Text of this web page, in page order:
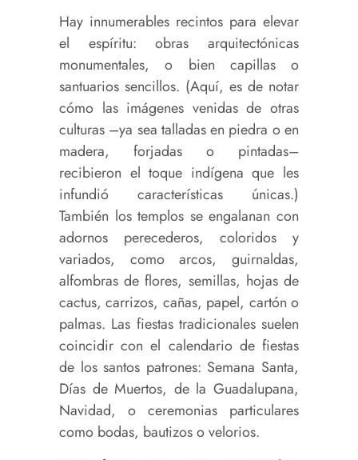
Hay innumerables recintos para elevar
el espíritu: obras arquitectónicas
monumentales, o bien capillas o
santuarios sencillos. (Aquí, es de notar
cómo las imágenes venidas de otras
culturas –ya sea talladas en piedra o en
madera, forjadas o pintadas–
recibieron el toque indígena que les
infundió características únicas.)
También los templos se engalanan con
adornos perecederos, coloridos y
variados, como arcos, guirnaldas,
alfombras de flores, semillas, hojas de
cactus, carrizos, cañas, papel, cartón o
palmas. Las fiestas tradicionales suelen
coincidir con el calendario de fiestas
de los santos patrones: Semana Santa,
Días de Muertos, de la Guadalupana,
Navidad, o ceremonias particulares
como bodas, bautizos o velorios.